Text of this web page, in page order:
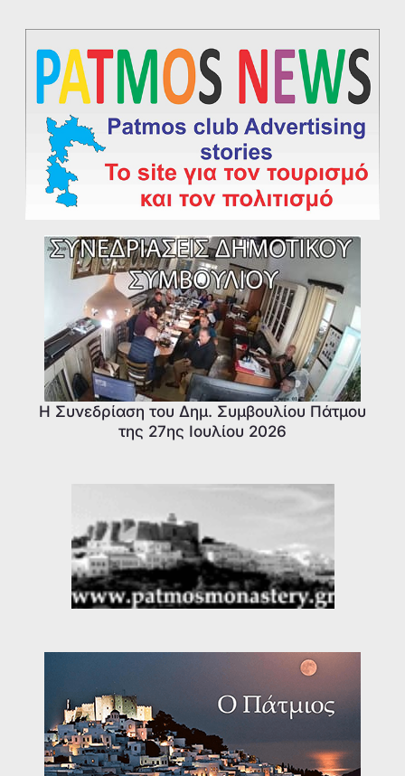
Η Συνεδρίαση του Δημ. Συμβουλίου Πάτμου
της 27ης Ιουλίου 2026